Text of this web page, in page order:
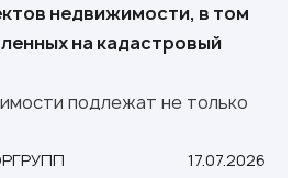
недвижимости, в том
на кадастровый
подлежат не только
17.07.2026